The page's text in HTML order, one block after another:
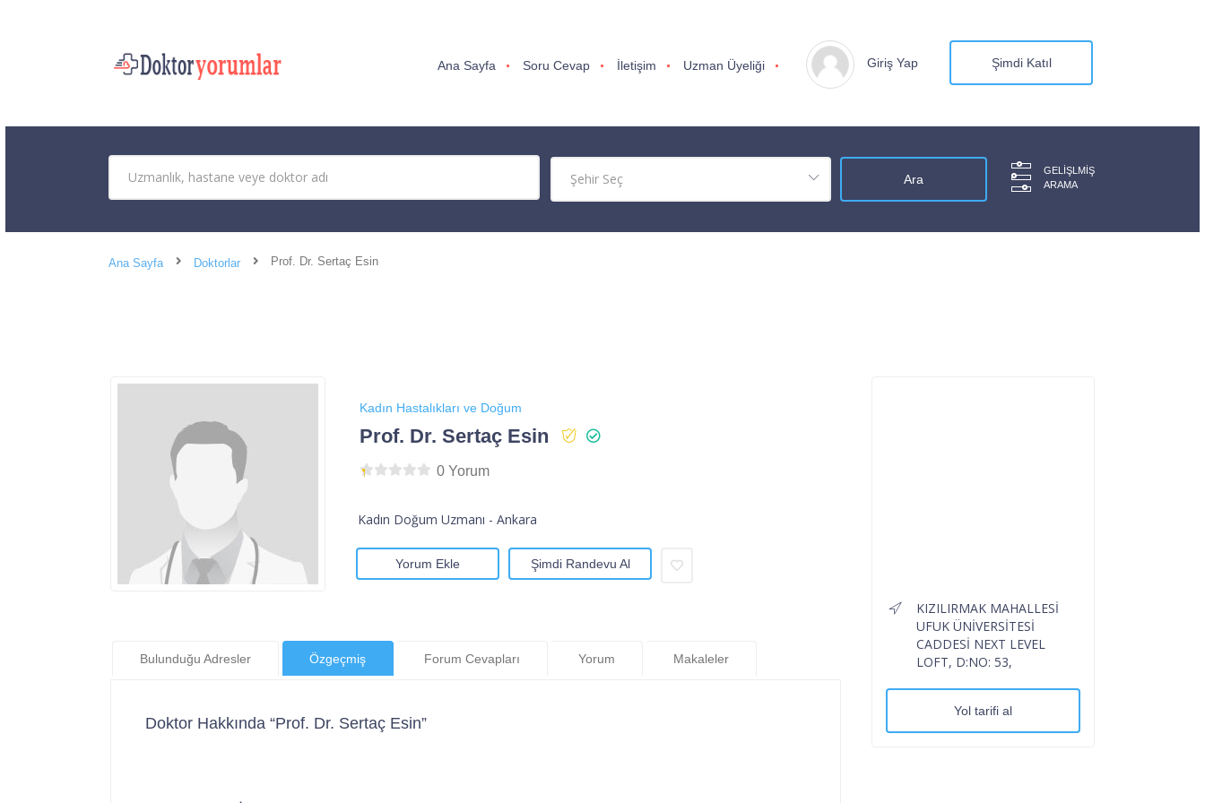
Ana Sayfa Soru Cevap İletişim Uzman Üyeliği Giriş Yap Şimdi Katıl
GELIŞLMIŞ
ARAMA
Ana Sayfa Doktorlar Prof. Dr. Sertaç Esin
Kadın Hastalıkları ve Doğum
Prof. Dr. Sertaç Esin
0 Yorum
Kadın Doğum Uzmanı - Ankara
Yorum Ekle Şimdi Randevu Al
Bulunduğu Adresler Özgeçmiş Forum Cevapları Yorum Makaleler
Doktor Hakkında “Prof. Dr. Sertaç Esin”
KIZILIRMAK MAHALLESİ
UFUK ÜNİVERSİTESİ
CADDESİ NEXT LEVEL
LOFT, D:NO: 53,
Yol tarifi al